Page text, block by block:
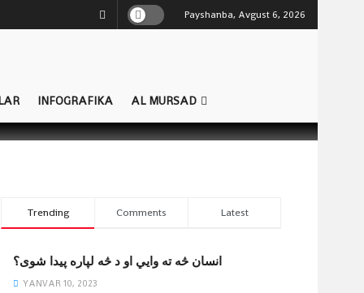
Payshanba, Avgust 6, 2026
INFOGRAFIKA AL MURSAD
Trending Comments Latest
انسان څه ته وایي او د څه لپاره پیدا شوی؟
YANVAR 10, 2023